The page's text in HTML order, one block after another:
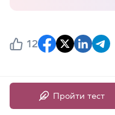
12
Другие блоги по
General English Grammar
Пройти тест